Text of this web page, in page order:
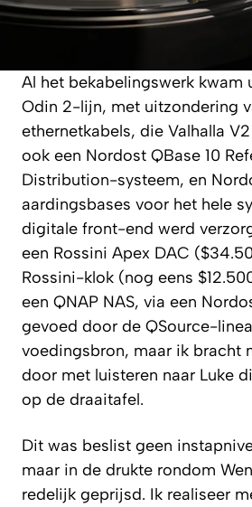
Al het bekabelingswerk kwam
Odin 2-lijn, met uitzondering
ethernetkabels, die Valhalla
ook een Nordost QBase 10
Distribution-systeem, en
aardingsbases voor het hele
digitale front-end werd
een Rossini Apex DAC
Rossini-klok (nog eens
een QNAP NAS, via een
gevoed door de QSource-
voedingsbron, maar ik bracht
door met luisteren naar Luke
op de draaitafel.
Dit was beslist geen
maar in de drukte rondom
redelijk geprijsd. Ik realiseer